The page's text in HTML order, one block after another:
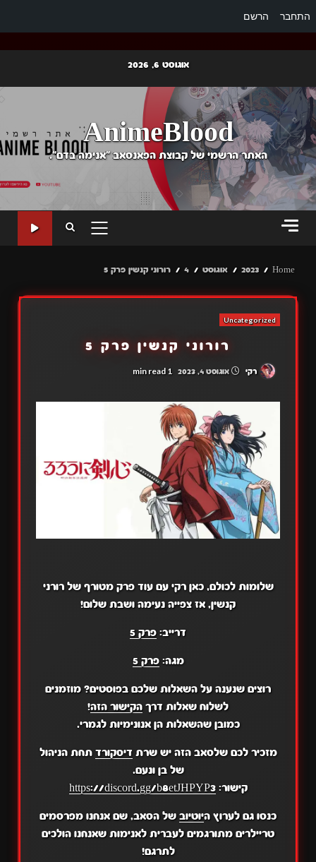
התחבר הרשם
content
אוגוסט 6, 2026
AnimeBlood
האתר הרשמי של קבוצת הפאנסאב "אנימה בדם".
PRIMARY
Home
2023 אוגוסט 4 רורוני קנשין פרק 5
Uncategorized
רורוני קנשין פרק 5
רקי אוגוסט 4, 2023 1 min read
שלומות לכולם, כאן רקי עם עוד פרק מטורף של רורני
קנשין, אז צפייה נעימה ושבת שלום!
דרייב: פרק 5
מגה:פרק 5
רוצים שנענה על השאלות שלכם בפוסטים? מוזמנים
לשלוח שאלות דרך הקישור הזה!
כמובן שהשאלות הן אנונימיות לגמרי.
מזכיר לכם שלסאב הזה יש שרת דיסקורד תחת הניהול
של בן ונעם.
קישור:https://discord.gg/b8etJHPYP3
כנסו גם לערוץ היוטיובשל הסאב, שם אנחנו מפרסמים
טריילרים מתורגמים לעברית לאנימות שאנחנו הולכים
לתרגם!